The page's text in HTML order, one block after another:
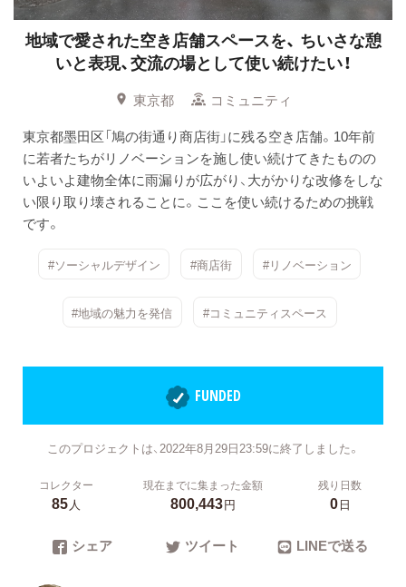
地域で愛された空き店舗スペースを、 ちいさな憩
いと表現、交流の場として使い続けたい！
東京都
コミュニティ
東京都墨田区「鳩の街通り商店街」に残る空き店舗。10年前
に若者たちがリノベーションを施し使い続けてきたものの
いよいよ建物全体に雨漏りが広がり、大がかりな改修をしな
い限り取り壊されることに。ここを使い続けるための挑戦
です。
#ソーシャルデザイン #商店街 #リノベーション
#地域の魅力を発信 #コミュニティスペース
FUNDED
このプロジェクトは、2022年8月29日23:59に終了しました。
コレクター
85人
現在までに集まった金額
800,443円
残り日数
0日
シェア ツイート LINEで送る